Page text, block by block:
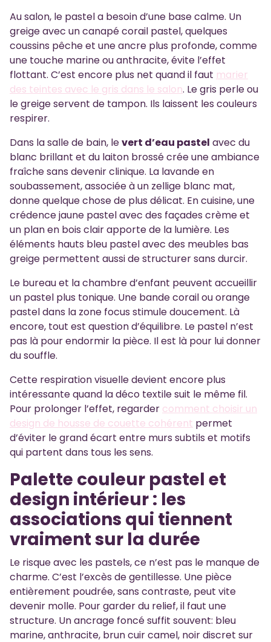
Au salon, le pastel a besoin d’une base calme. Un
greige avec un canapé corail pastel, quelques
coussins pêche et une ancre plus profonde, comme
une touche marine ou anthracite, évite l’effet
flottant. C’est encore plus net quand il faut marier
des teintes avec le gris dans le salon. Le gris perle ou
le greige servent de tampon. Ils laissent les couleurs
respirer.
Dans la salle de bain, levert d’eau pastel avec du
blanc brillant et du laiton brossé crée une ambiance
fraîche sans devenir clinique. La lavande en
soubassement, associée à un zellige blanc mat,
donne quelque chose de plus délicat. En cuisine, une
crédence jaune pastel avec des façades crème et
un plan en bois clair apporte de la lumière. Les
éléments hauts bleu pastel avec des meubles bas
greige permettent aussi de structurer sans durcir.
Le bureau et la chambre d’enfant peuvent accueillir
un pastel plus tonique. Une bande corail ou orange
pastel dans la zone focus stimule doucement. Là
encore, tout est question d’équilibre. Le pastel n’est
pas là pour endormir la pièce. Il est là pour lui donner
du souffle.
Cette respiration visuelle devient encore plus
intéressante quand la déco textile suit le même fil.
Pour prolonger l’effet, regarder comment choisir un
design de housse de couette cohérent permet
d’éviter le grand écart entre murs subtils et motifs
qui partent dans tous les sens.
Palette couleur pastel et
design intérieur : les
associations qui tiennent
vraiment sur la durée
Le risque avec les pastels, ce n’est pas le manque de
charme. C’est l’excès de gentillesse. Une pièce
entièrement poudrée, sans contraste, peut vite
devenir molle. Pour garder du relief, il faut une
structure. Un ancrage foncé suffit souvent: bleu
marine, anthracite, brun cuir camel, noir discret sur